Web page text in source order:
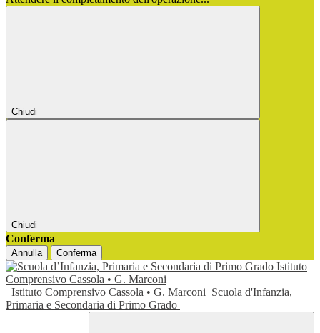
Chiudi
Chiudi
Conferma
Annulla Conferma
Istituto Comprensivo Cassola • G. Marconi Scuola d'Infanzia,
Primaria e Secondaria di Primo Grado